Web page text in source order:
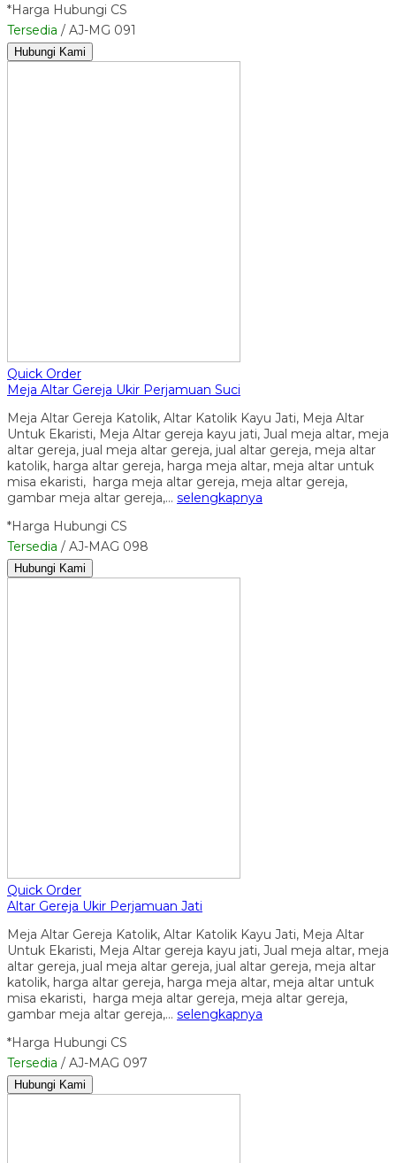
*Harga Hubungi CS
Tersedia / AJ-MG 091
Hubungi Kami
Quick Order
Meja Altar Gereja Ukir Perjamuan Suci
Meja Altar Gereja Katolik, Altar Katolik Kayu Jati, Meja Altar
Untuk Ekaristi, Meja Altar gereja kayu jati, Jual meja altar, meja
altar gereja, jual meja altar gereja, jual altar gereja, meja altar
katolik, harga altar gereja, harga meja altar, meja altar untuk
misa ekaristi, harga meja altar gereja, meja altar gereja,
gambar meja altar gereja,… selengkapnya
*Harga Hubungi CS
Tersedia / AJ-MAG 098
Hubungi Kami
Quick Order
Altar Gereja Ukir Perjamuan Jati
Meja Altar Gereja Katolik, Altar Katolik Kayu Jati, Meja Altar
Untuk Ekaristi, Meja Altar gereja kayu jati, Jual meja altar, meja
altar gereja, jual meja altar gereja, jual altar gereja, meja altar
katolik, harga altar gereja, harga meja altar, meja altar untuk
misa ekaristi, harga meja altar gereja, meja altar gereja,
gambar meja altar gereja,… selengkapnya
*Harga Hubungi CS
Tersedia / AJ-MAG 097
Hubungi Kami